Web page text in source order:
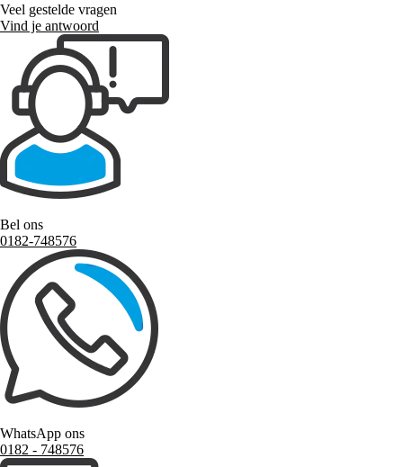
Veel gestelde vragen
Vind je antwoord
Bel ons
0182-748576
WhatsApp ons
0182 ‑ 748576